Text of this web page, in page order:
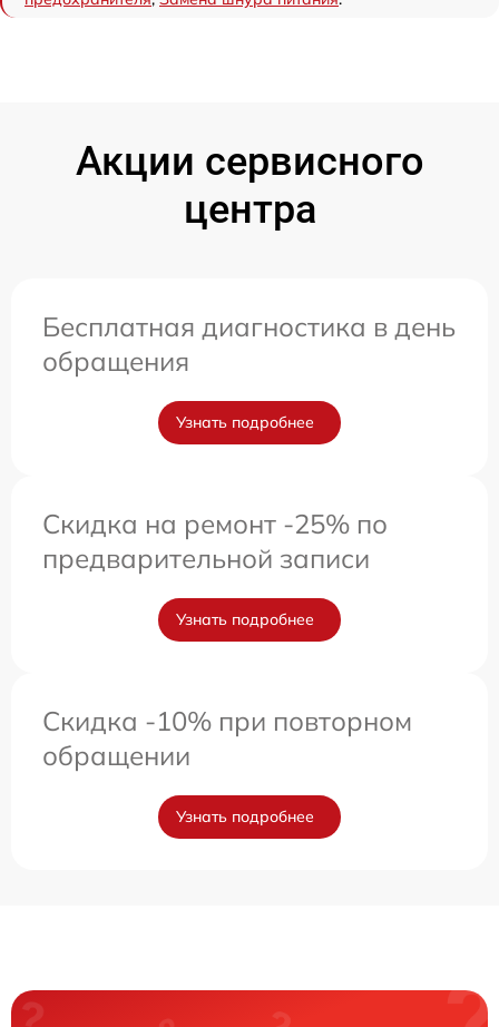
Акции сервисного
центра
Бесплатная диагностика в день
обращения
Узнать подробнее
Скидка на ремонт -25% по
предварительной записи
Узнать подробнее
Скидка -10% при повторном
обращении
Узнать подробнее